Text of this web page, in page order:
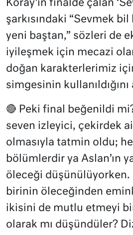
Koray’ın finalde çalan
şarkısındaki “Sevmek
yeni baştan,” sözleri de
iyileşmek için mecazi
doğan karakterlerimiz
simgesinin kullanıldığını
🔴 Peki final beğenildi
seven izleyici, çekirdek
olmasıyla tatmin oldu;
bölümlerdir ya Aslan’ın
öleceği düşünülüyorken.
birinin öleceğinden
ikisini de mutlu etmeyi
olarak mı düşündüler?